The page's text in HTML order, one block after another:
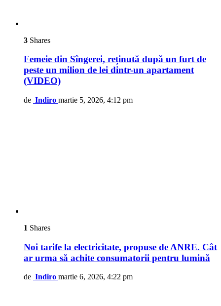
3 Shares
Femeie din Sîngerei, reținută după un furt de
peste un milion de lei dintr-un apartament
(VIDEO)
de Indiro martie 5, 2026, 4:12 pm
1 Shares
Noi tarife la electricitate, propuse de ANRE. Cât
ar urma să achite consumatorii pentru lumină
de Indiro martie 6, 2026, 4:22 pm